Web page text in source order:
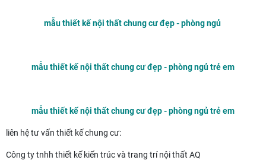
mẫu thiết kế nội thất chung cư đẹp - phòng ngủ
mẫu thiết kế nội thất chung cư đẹp - phòng ngủ trẻ em
mẫu thiết kế nội thất chung cư đẹp - phòng ngủ trẻ em
liên hệ tư vấn thiết kế chung cư:
Công ty tnhh thiết kế kiến trúc và trang trí nội thất AQ